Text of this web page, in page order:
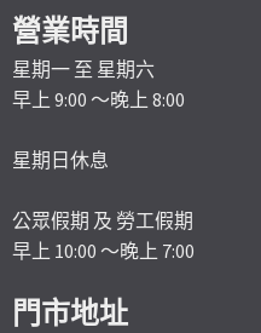
營業時間
星期一 至 星期六
早上 9:00 ～晚上 8:00
星期日休息
公眾假期 及 勞工假期
早上 10:00 ～晚上 7:00
門市地址